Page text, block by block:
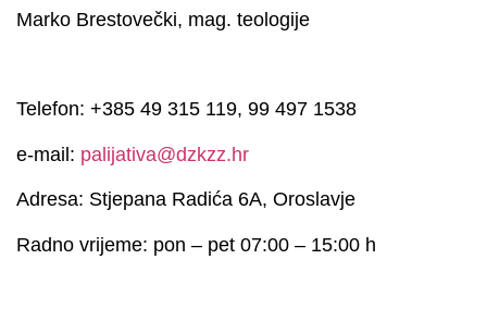
Marko Brestovečki, mag. teologije
Telefon: +385 49 315 119, 99 497 1538
e-mail: palijativa@dzkzz.hr
Adresa: Stjepana Radića 6A, Oroslavje
Radno vrijeme: pon – pet 07:00 – 15:00 h